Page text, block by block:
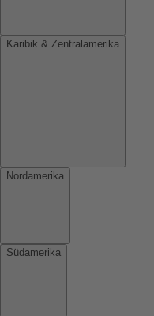
Karibik & Zentralamerika
Nordamerika
Südamerika